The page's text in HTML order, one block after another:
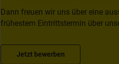
Dann freuen wir uns über eine
frühestem Eintrittstermin über
Jetzt bewerben